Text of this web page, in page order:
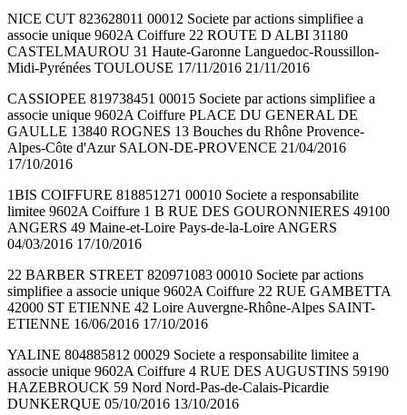
NICE CUT 823628011 00012 Societe par actions simplifiee a
associe unique 9602A Coiffure 22 ROUTE D ALBI 31180
CASTELMAUROU 31 Haute-Garonne Languedoc-Roussillon-
Midi-Pyrénées TOULOUSE 17/11/2016 21/11/2016
CASSIOPEE 819738451 00015 Societe par actions simplifiee a
associe unique 9602A Coiffure PLACE DU GENERAL DE
GAULLE 13840 ROGNES 13 Bouches du Rhône Provence-
Alpes-Côte d'Azur SALON-DE-PROVENCE 21/04/2016
17/10/2016
1BIS COIFFURE 818851271 00010 Societe a responsabilite
limitee 9602A Coiffure 1 B RUE DES GOURONNIERES 49100
ANGERS 49 Maine-et-Loire Pays-de-la-Loire ANGERS
04/03/2016 17/10/2016
22 BARBER STREET 820971083 00010 Societe par actions
simplifiee a associe unique 9602A Coiffure 22 RUE GAMBETTA
42000 ST ETIENNE 42 Loire Auvergne-Rhône-Alpes SAINT-
ETIENNE 16/06/2016 17/10/2016
YALINE 804885812 00029 Societe a responsabilite limitee a
associe unique 9602A Coiffure 4 RUE DES AUGUSTINS 59190
HAZEBROUCK 59 Nord Nord-Pas-de-Calais-Picardie
DUNKERQUE 05/10/2016 13/10/2016